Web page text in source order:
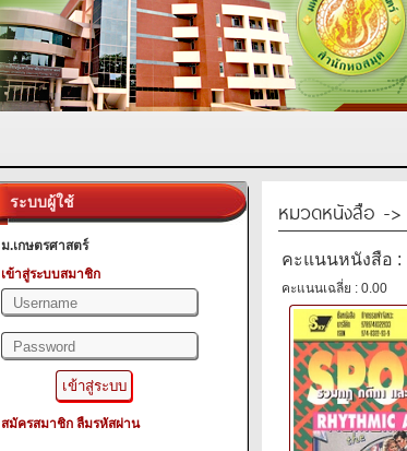
ระบบผู้ใช้
ม.เกษตรศาสตร์
เข้าสู่ระบบสมาชิก
สมัครสมาชิก ลืมรหัสผ่าน
หมวดหนังสือ ->
คะแนนหนังสือ :
คะแนนเฉลี่ย : 0.00